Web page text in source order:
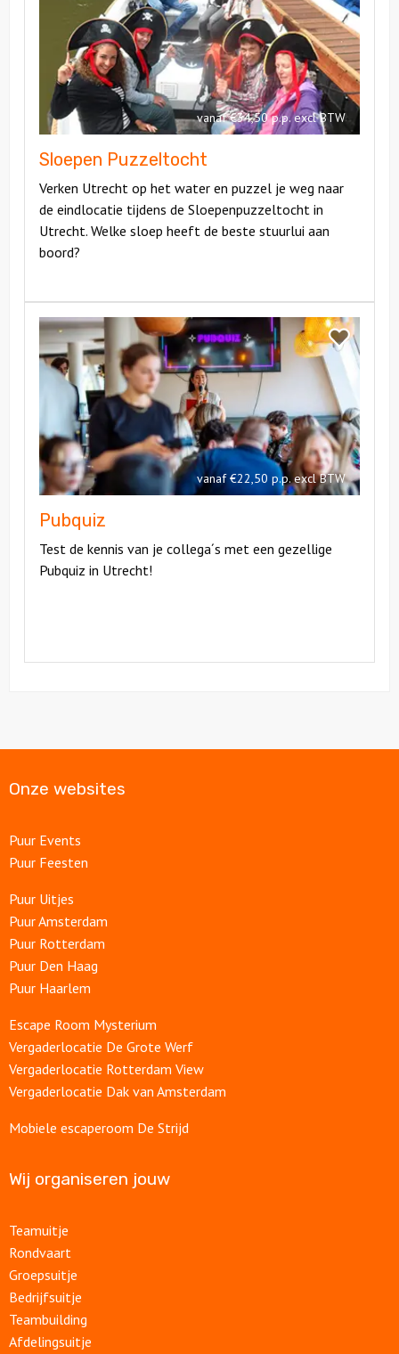
vanaf €34,50 p.p. excl BTW
Sloepen Puzzeltocht
Verken Utrecht op het water en puzzel je weg naar
de eindlocatie tijdens de Sloepenpuzzeltocht in
Utrecht. Welke sloep heeft de beste stuurlui aan
boord?
Bekijk
Pubquiz
vanaf €22,50 p.p. excl BTW
Pubquiz
Test de kennis van je collega´s met een gezellige
Pubquiz in Utrecht!
Bekijk
Pubquiz
Onze websites
Puur Events
Puur Feesten
Puur Uitjes
Puur Amsterdam
Puur Rotterdam
Puur Den Haag
Puur Haarlem
Escape Room Mysterium
Vergaderlocatie De Grote Werf
Vergaderlocatie Rotterdam View
Vergaderlocatie Dak van Amsterdam
Mobiele escaperoom De Strijd
Wij organiseren jouw
Teamuitje
Rondvaart
Groepsuitje
Bedrijfsuitje
Teambuilding
Afdelingsuitje